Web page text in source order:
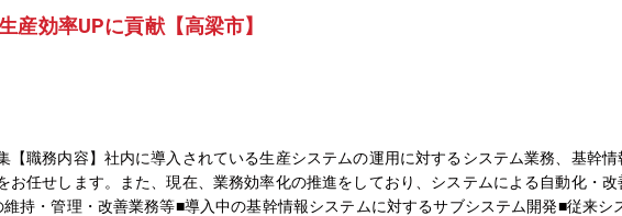
産効率UPに貢献【高梁市】
【職務内容】社内に導入されている生産システムの運用に対するシステム業務、基幹
お任せします。また、現在、業務効率化の推進をしており、システムによる自動化・改
持・管理・改善業務等■導入中の基幹情報システムに対するサブシステム開発■従来シ